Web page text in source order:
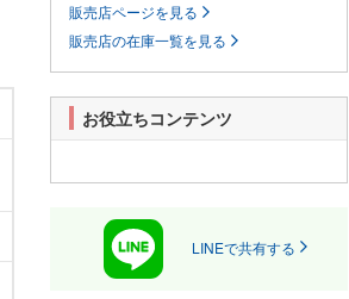
100台以上ある店頭の在庫車をは
じめ、新車、登録(届出)済未使用
車、リースも各メーカー取扱って
おりますのでアナタにピッタリな
く車を探し出せます☆
にも加盟しておりますので購入後
まで、あなたのカーライフをトー
タルサポートいたします!
販売店ページを見る
販売店の在庫一覧を見る
お役立ちコンテンツ
LINEで共有する